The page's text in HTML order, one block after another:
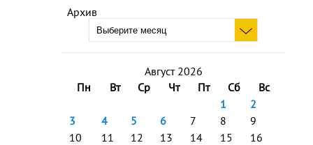
Архив
Август 2026
Пн
Вт Ср Чт Пт Сб
Вс
1
2
3
4 5 6 7 8
9
10
11 12 13 14 15
16